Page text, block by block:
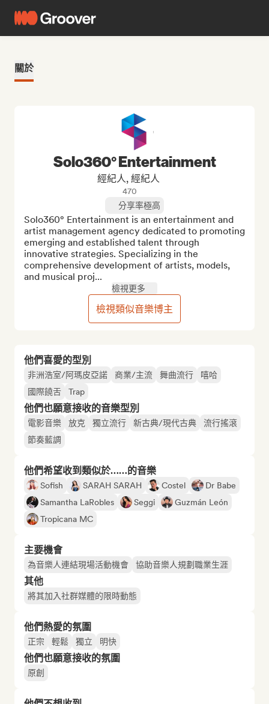
關於
他們喜愛的型別
非洲浩室/阿瑪皮亞諾 商業/主流 舞曲流行
嘻哈
國際饒舌
Trap
他們也願意接收的音樂型別
電影音樂 放克 獨立流行 新古典/現代古典
流行搖滾
節奏藍調
他們希望收到類似於……的音樂
Sofish SARAH SARAH Costel
Dr Babe
Samantha LaRobles
Seggi
Guzmán León
Tropicana MC
主要機會
為音樂人連結現場活動機會 協助音樂人規劃職業生涯
其他
將其加入社群媒體的限時動態
他們熱愛的氛圍
正宗 輕鬆 獨立 明快
他們也願意接收的氛圍
原創
Solo360° Entertainment
經紀人, 經紀人
470
分享率極高
Solo360° Entertainment is an entertainment and
artist management agency dedicated to promoting
emerging and established talent through
innovative strategies. Specializing in the
comprehensive development of artists, models,
and musical proj...
檢視更多
檢視類似音樂博主